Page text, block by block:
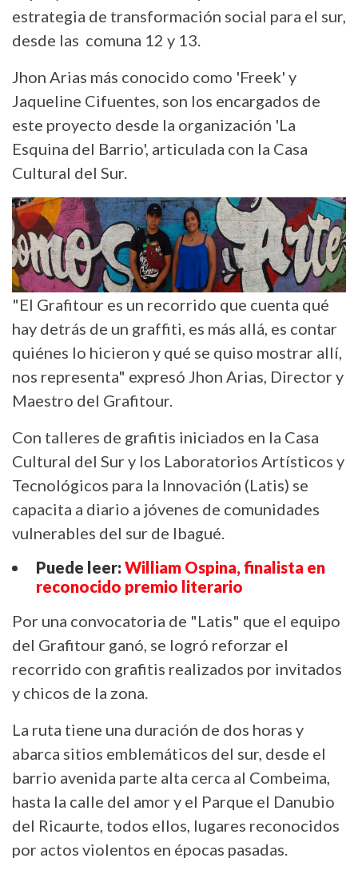
estrategia de transformación social para el sur,
desde las comuna 12 y 13.
Jhon Arias más conocido como 'Freek' y
Jaqueline Cifuentes, son los encargados de
este proyecto desde la organización 'La
Esquina del Barrio', articulada con la Casa
Cultural del Sur.
"El Grafitour es un recorrido que cuenta qué
hay detrás de un graffiti, es más allá, es contar
quiénes lo hicieron y qué se quiso mostrar allí,
nos representa" expresó Jhon Arias, Director y
Maestro del Grafitour.
Con talleres de grafitis iniciados en la Casa
Cultural del Sur y los Laboratorios Artísticos y
Tecnológicos para la Innovación (Latis) se
capacita a diario a jóvenes de comunidades
vulnerables del sur de Ibagué.
Puede leer:William Ospina, finalista en
reconocido premio literario
Por una convocatoria de "Latis" que el equipo
del Grafitour ganó, se logró reforzar el
recorrido con grafitis realizados por invitados
y chicos de la zona.
La ruta tiene una duración de dos horas y
abarca sitios emblemáticos del sur, desde el
barrio avenida parte alta cerca al Combeima,
hasta la calle del amor y el Parque el Danubio
del Ricaurte, todos ellos, lugares reconocidos
por actos violentos en épocas pasadas.